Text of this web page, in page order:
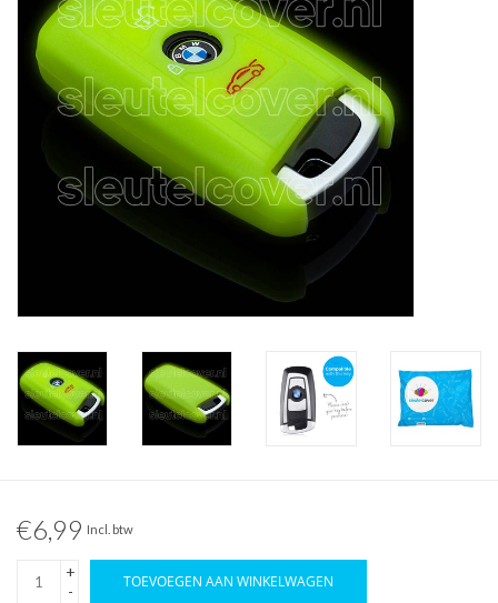
€6,99 Incl. btw
+
-
TOEVOEGEN AAN WINKELWAGEN